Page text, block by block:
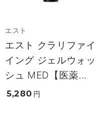
エスト
エスト クラリファイ
イング ジェルウォッ
シュ MED【医薬...
5,280 円